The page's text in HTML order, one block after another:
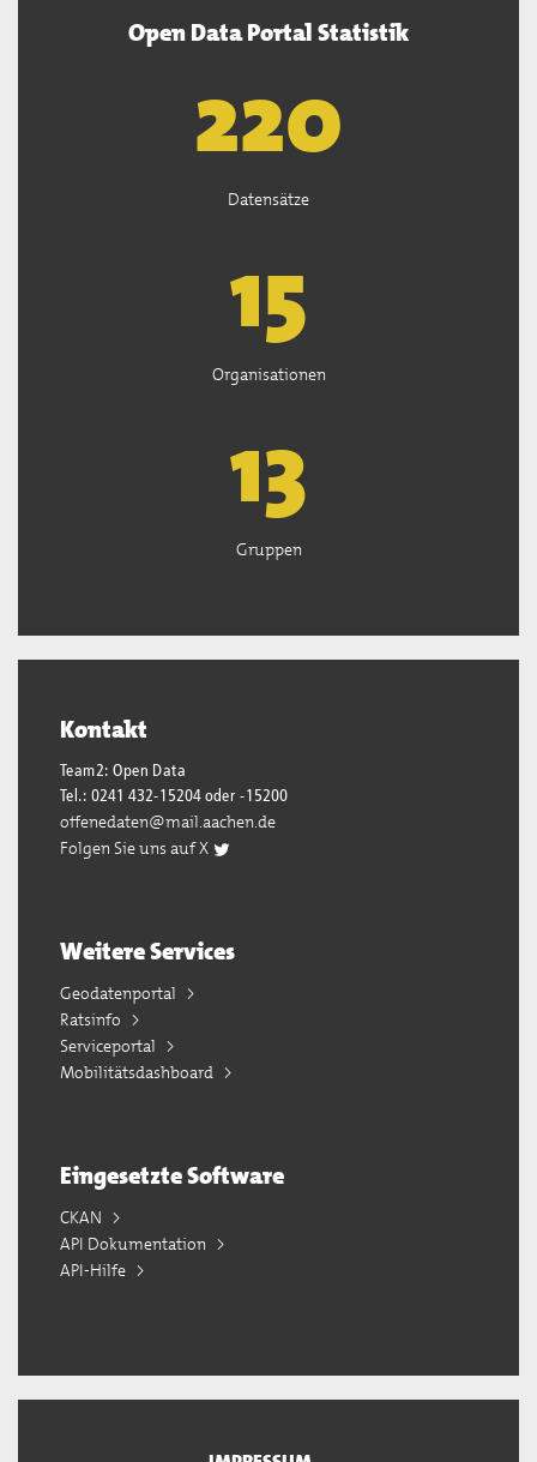
Open Data Portal Statistik
221
Datensätze
15
Organisationen
13
Gruppen
Kontakt
Team2: Open Data
Tel.: 0241 432-15204 oder -15200
offenedaten@mail.aachen.de
Folgen Sie uns auf X
Weitere Services
Geodatenportal
Ratsinfo
Serviceportal
Mobilitätsdashboard
Eingesetzte Software
CKAN
API Dokumentation
API-Hilfe